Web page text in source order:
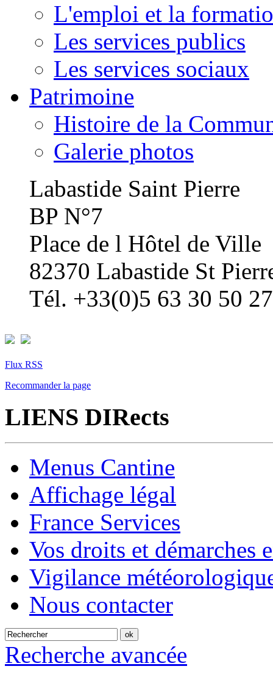
L'emploi et la
Les services publics
Les services sociaux
Patrimoine
Histoire de la
Galerie photos
Labastide Saint Pierre
BP N°7
Place de l Hôtel de Ville
82370 Labastide St
Tél. +33(0)5 63 30 50 27
Flux RSS
Recommander la page
LIENS DIRects
Menus Cantine
Affichage légal
France Services
Vos droits et démarches
Vigilance
Nous contacter
Recherche avancée